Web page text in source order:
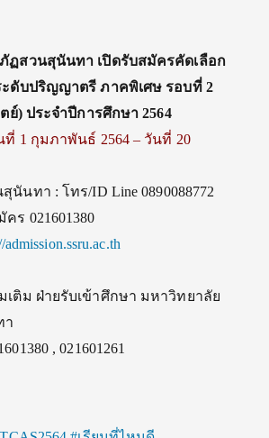
ฏสวนสุนันทา เปิดรับสมัครคัดเลือก
ดับปริญญาตรี ภาคพิเศษ รอบที่ 2
ย์) ประจำปีการศึกษา 2564
1 กุมภาพันธ์ 2564 – วันที่ 20
นทา : โทร/ID Line 0890088772
ร 021601380
admission.ssru.ac.th
เติม ฝ่ายรับเข้าศึกษา มหาวิทยาลัย
า
, 021601261